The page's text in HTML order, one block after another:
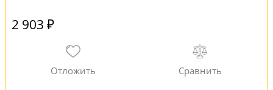
2 903 ₽